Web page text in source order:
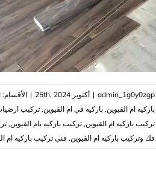
admin_1g0y0zgp
| أكتوبر 25th, 2024 | الأقسام:
باركيه ام القيوين, باركيه في ام القيوين,تركيب
تركيب باركيه ام القيوين, تركيب باركيه بام القيوين,
فك وتركيب باركيه ام القيوين, فني تركيب باركيه ام